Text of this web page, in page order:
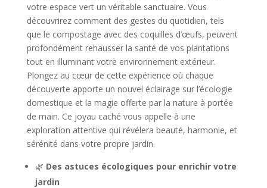
votre espace vert un véritable sanctuaire. Vous
découvrirez comment des gestes du quotidien, tels
que le compostage avec des coquilles d’œufs, peuvent
profondément rehausser la santé de vos plantations
tout en illuminant votre environnement extérieur.
Plongez au cœur de cette expérience où chaque
découverte apporte un nouvel éclairage sur l’écologie
domestique et la magie offerte par la nature à portée
de main. Ce joyau caché vous appelle à une
exploration attentive qui révélera beauté, harmonie, et
sérénité dans votre propre jardin.
🌿 Des astuces écologiques pour enrichir votre
jardin